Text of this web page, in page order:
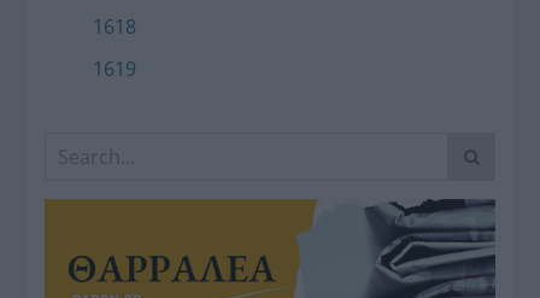
1618
1619